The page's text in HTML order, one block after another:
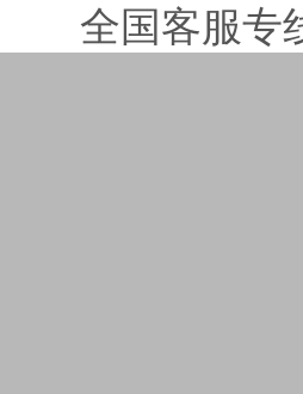
全国客服专